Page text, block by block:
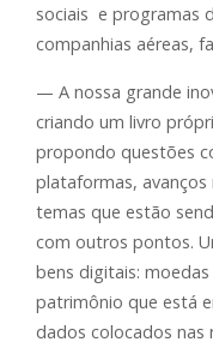
sociais e programas
companhias aéreas,
— A nossa grande
criando um livro
propondo questões
plataformas,
temas que estão
com outros pontos.
bens digitais:
patrimônio que está
dados colocados